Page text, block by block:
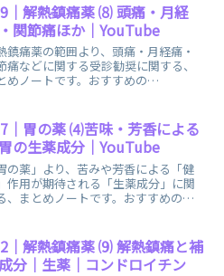
｜解熱鎮痛薬 ⑻ 頭痛・月経
関節痛ほか｜YouTube
鎮痛薬の範囲より、頭痛・月経痛・
痛などに関する受診勧奨に関する、
めノートです。おすすめの
｜胃の薬 ⑷苦味・芳香による
の生薬成分｜YouTube
の薬」より、苦みや芳香による「健
作用が期待される「生薬成分」に関
、まとめノートです。おすすめの
｜解熱鎮痛薬 ⑼ 解熱鎮痛と補
分｜生薬｜コンドロイチン